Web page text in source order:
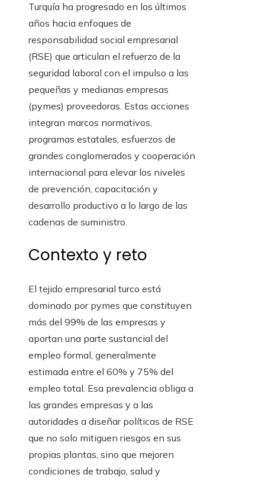
Turquía ha progresado en los últimos
años hacia enfoques de
responsabilidad social empresarial
(RSE) que articulan el refuerzo de la
seguridad laboral con el impulso a las
pequeñas y medianas empresas
(pymes) proveedoras. Estas acciones
integran marcos normativos,
programas estatales, esfuerzos de
grandes conglomerados y cooperación
internacional para elevar los niveles
de prevención, capacitación y
desarrollo productivo a lo largo de las
cadenas de suministro.
Contexto y reto
El tejido empresarial turco está
dominado por pymes que constituyen
más del 99% de las empresas y
aportan una parte sustancial del
empleo formal, generalmente
estimada entre el 60% y 75% del
empleo total. Esa prevalencia obliga a
las grandes empresas y a las
autoridades a diseñar políticas de RSE
que no solo mitiguen riesgos en sus
propias plantas, sino que mejoren
condiciones de trabajo, salud y